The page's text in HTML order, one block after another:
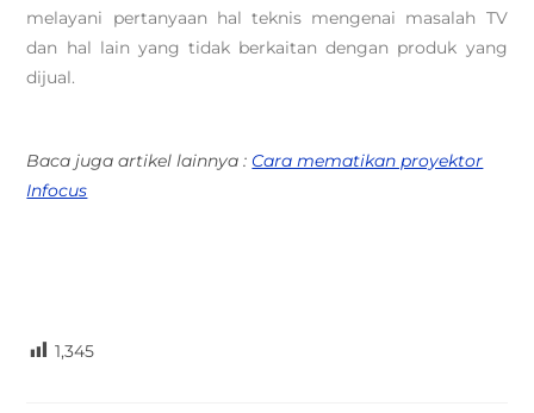
melayani pertanyaan hal teknis mengenai masalah TV
dan hal lain yang tidak berkaitan dengan produk yang
dijual.
Baca juga artikel lainnya : Cara mematikan proyektor
Infocus
1,345